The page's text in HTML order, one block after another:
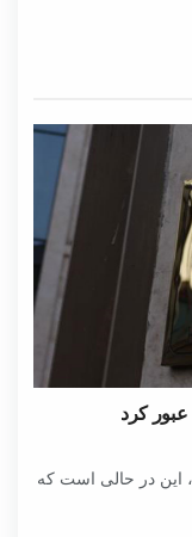
این در حالی است که